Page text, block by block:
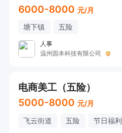
6000-8000 元/月
塘下镇 五险
人事
温州固本科技有限公司
电商美工（五险）
5000-8000 元/月
飞云街道 五险 节日福利